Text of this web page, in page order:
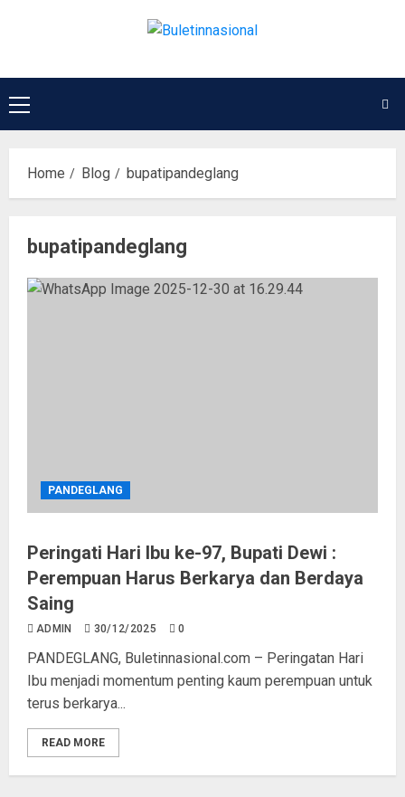
Home Blog bupatipandeglang
bupatipandeglang
PANDEGLANG
Peringati Hari Ibu ke-97, Bupati Dewi :
Perempuan Harus Berkarya dan Berdaya
Saing
ADMIN 30/12/2025 0
PANDEGLANG, Buletinnasional.com – Peringatan Hari
Ibu menjadi momentum penting kaum perempuan untuk
terus berkarya...
READ MORE
3
Warga Terdampak Kekeringan
06/08/2026
4
Sidak Tambang di Bojonegara dan
Pulo Ampel, DLH Cek Dokumen
Perizinan Perusahaan
06/08/2026
Pemkot Tangsel Matangkan